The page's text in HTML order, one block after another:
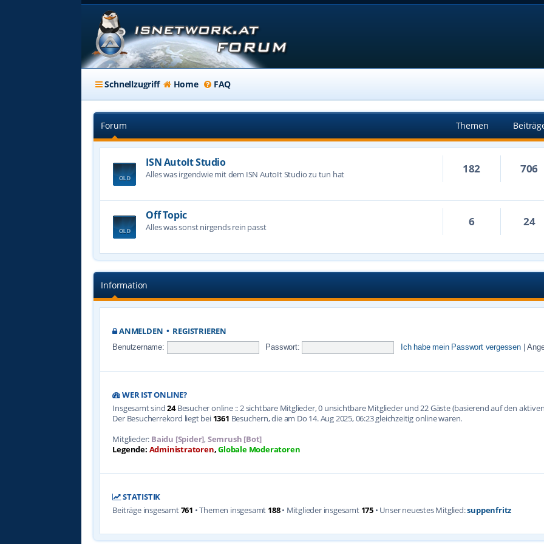
Schnellzugriff Home FAQ
Forum Themen
ISN AutoIt Studio
Alles was irgendwie mit dem ISN AutoIt Studio zu tun hat 182 706
Off Topic
Alles was sonst nirgends rein passt 6 24
Information
ANMELDEN • REGISTRIEREN
Benutzername: Passwort: Ich habe mein Passwort vergessen
WER IST ONLINE?
Insgesamt sind24Besucher online :: 2 sichtbare Mitglieder, 0 unsichtbare Mitglieder und 22 Gäste (basierend auf den
Der Besucherrekord liegt bei 1361 Besuchern, die am Do 14. Aug 2025, 06:23 gleichzeitig online waren.
Mitglieder: Baidu [Spider],Semrush [Bot]
Legende: Administratoren,Globale Moderatoren
STATISTIK
Beiträge insgesamt761 • Themen insgesamt 188• Mitglieder insgesamt 175 • Unser neuestes Mitglied:suppenfritz